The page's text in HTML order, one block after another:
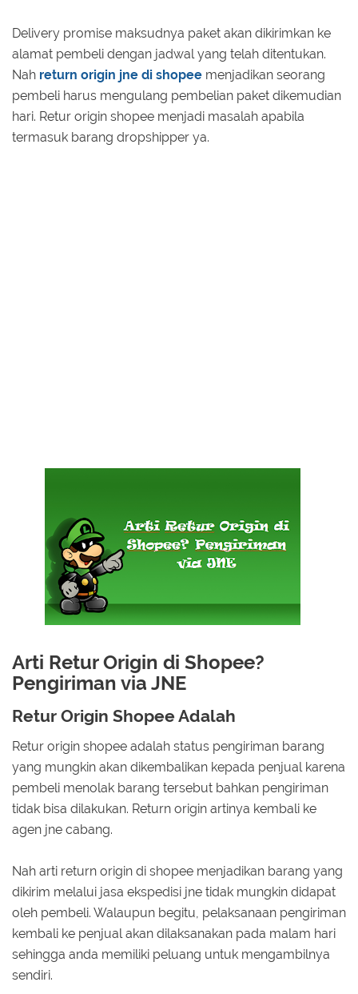
Delivery promise maksudnya paket akan dikirimkan ke
alamat pembeli dengan jadwal yang telah ditentukan.
Nah return origin jne di shopee menjadikan seorang
pembeli harus mengulang pembelian paket dikemudian
hari. Retur origin shopee menjadi masalah apabila
termasuk barang dropshipper ya.
Arti Retur Origin di Shopee?
Pengiriman via JNE
Retur Origin Shopee Adalah
Retur origin shopee adalah status pengiriman barang
yang mungkin akan dikembalikan kepada penjual karena
pembeli menolak barang tersebut bahkan pengiriman
tidak bisa dilakukan. Return origin artinya kembali ke
agen jne cabang.
Nah arti return origin di shopee menjadikan barang yang
dikirim melalui jasa ekspedisi jne tidak mungkin didapat
oleh pembeli. Walaupun begitu, pelaksanaan pengiriman
kembali ke penjual akan dilaksanakan pada malam hari
sehingga anda memiliki peluang untuk mengambilnya
sendiri.